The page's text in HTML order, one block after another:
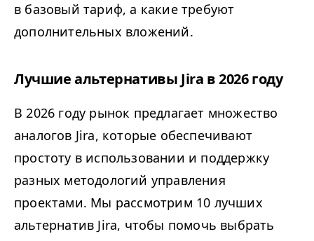
в базовый тариф, а какие требуют
дополнительных вложений.
Лучшие альтернативы Jira в 2026 году
В 2026 году рынок предлагает множество
аналогов Jira, которые обеспечивают
простоту в использовании и поддержку
разных методологий управления
проектами. Мы рассмотрим 10 лучших
альтернатив Jira, чтобы помочь выбрать